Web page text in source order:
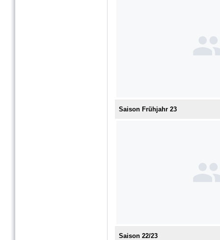
Saison Frühjahr 23
Saison 22/23